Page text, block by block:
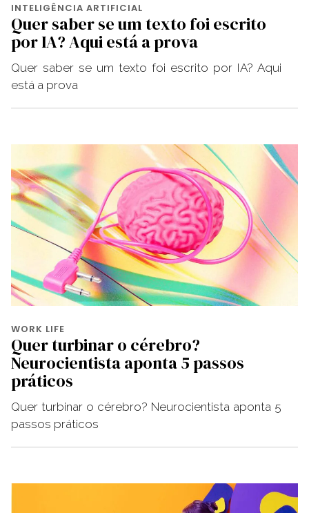
INTELIGÊNCIA ARTIFICIAL
Quer saber se um texto foi escrito
por IA? Aqui está a prova
Quer saber se um texto foi escrito por IA? Aqui
está a prova
WORK LIFE
Quer turbinar o cérebro?
Neurocientista aponta 5 passos
práticos
Quer turbinar o cérebro? Neurocientista aponta 5
passos práticos